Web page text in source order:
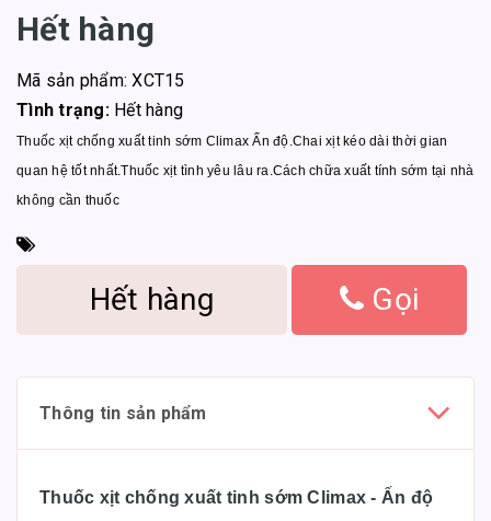
Hết hàng
Mã sản phẩm: XCT15
Tình trạng: Hết hàng
Thuốc xịt chống xuất tinh sớm Climax Ấn độ.Chai xịt kéo dài thời gian
quan hệ tốt nhất.Thuốc xịt tình yêu lâu ra.Cách chữa xuất tính sớm tại nhà
không cần thuốc
Hết hàng Gọi
Thông tin sản phẩm
Thuốc xịt chống xuất tinh sớm Climax - Ấn độ